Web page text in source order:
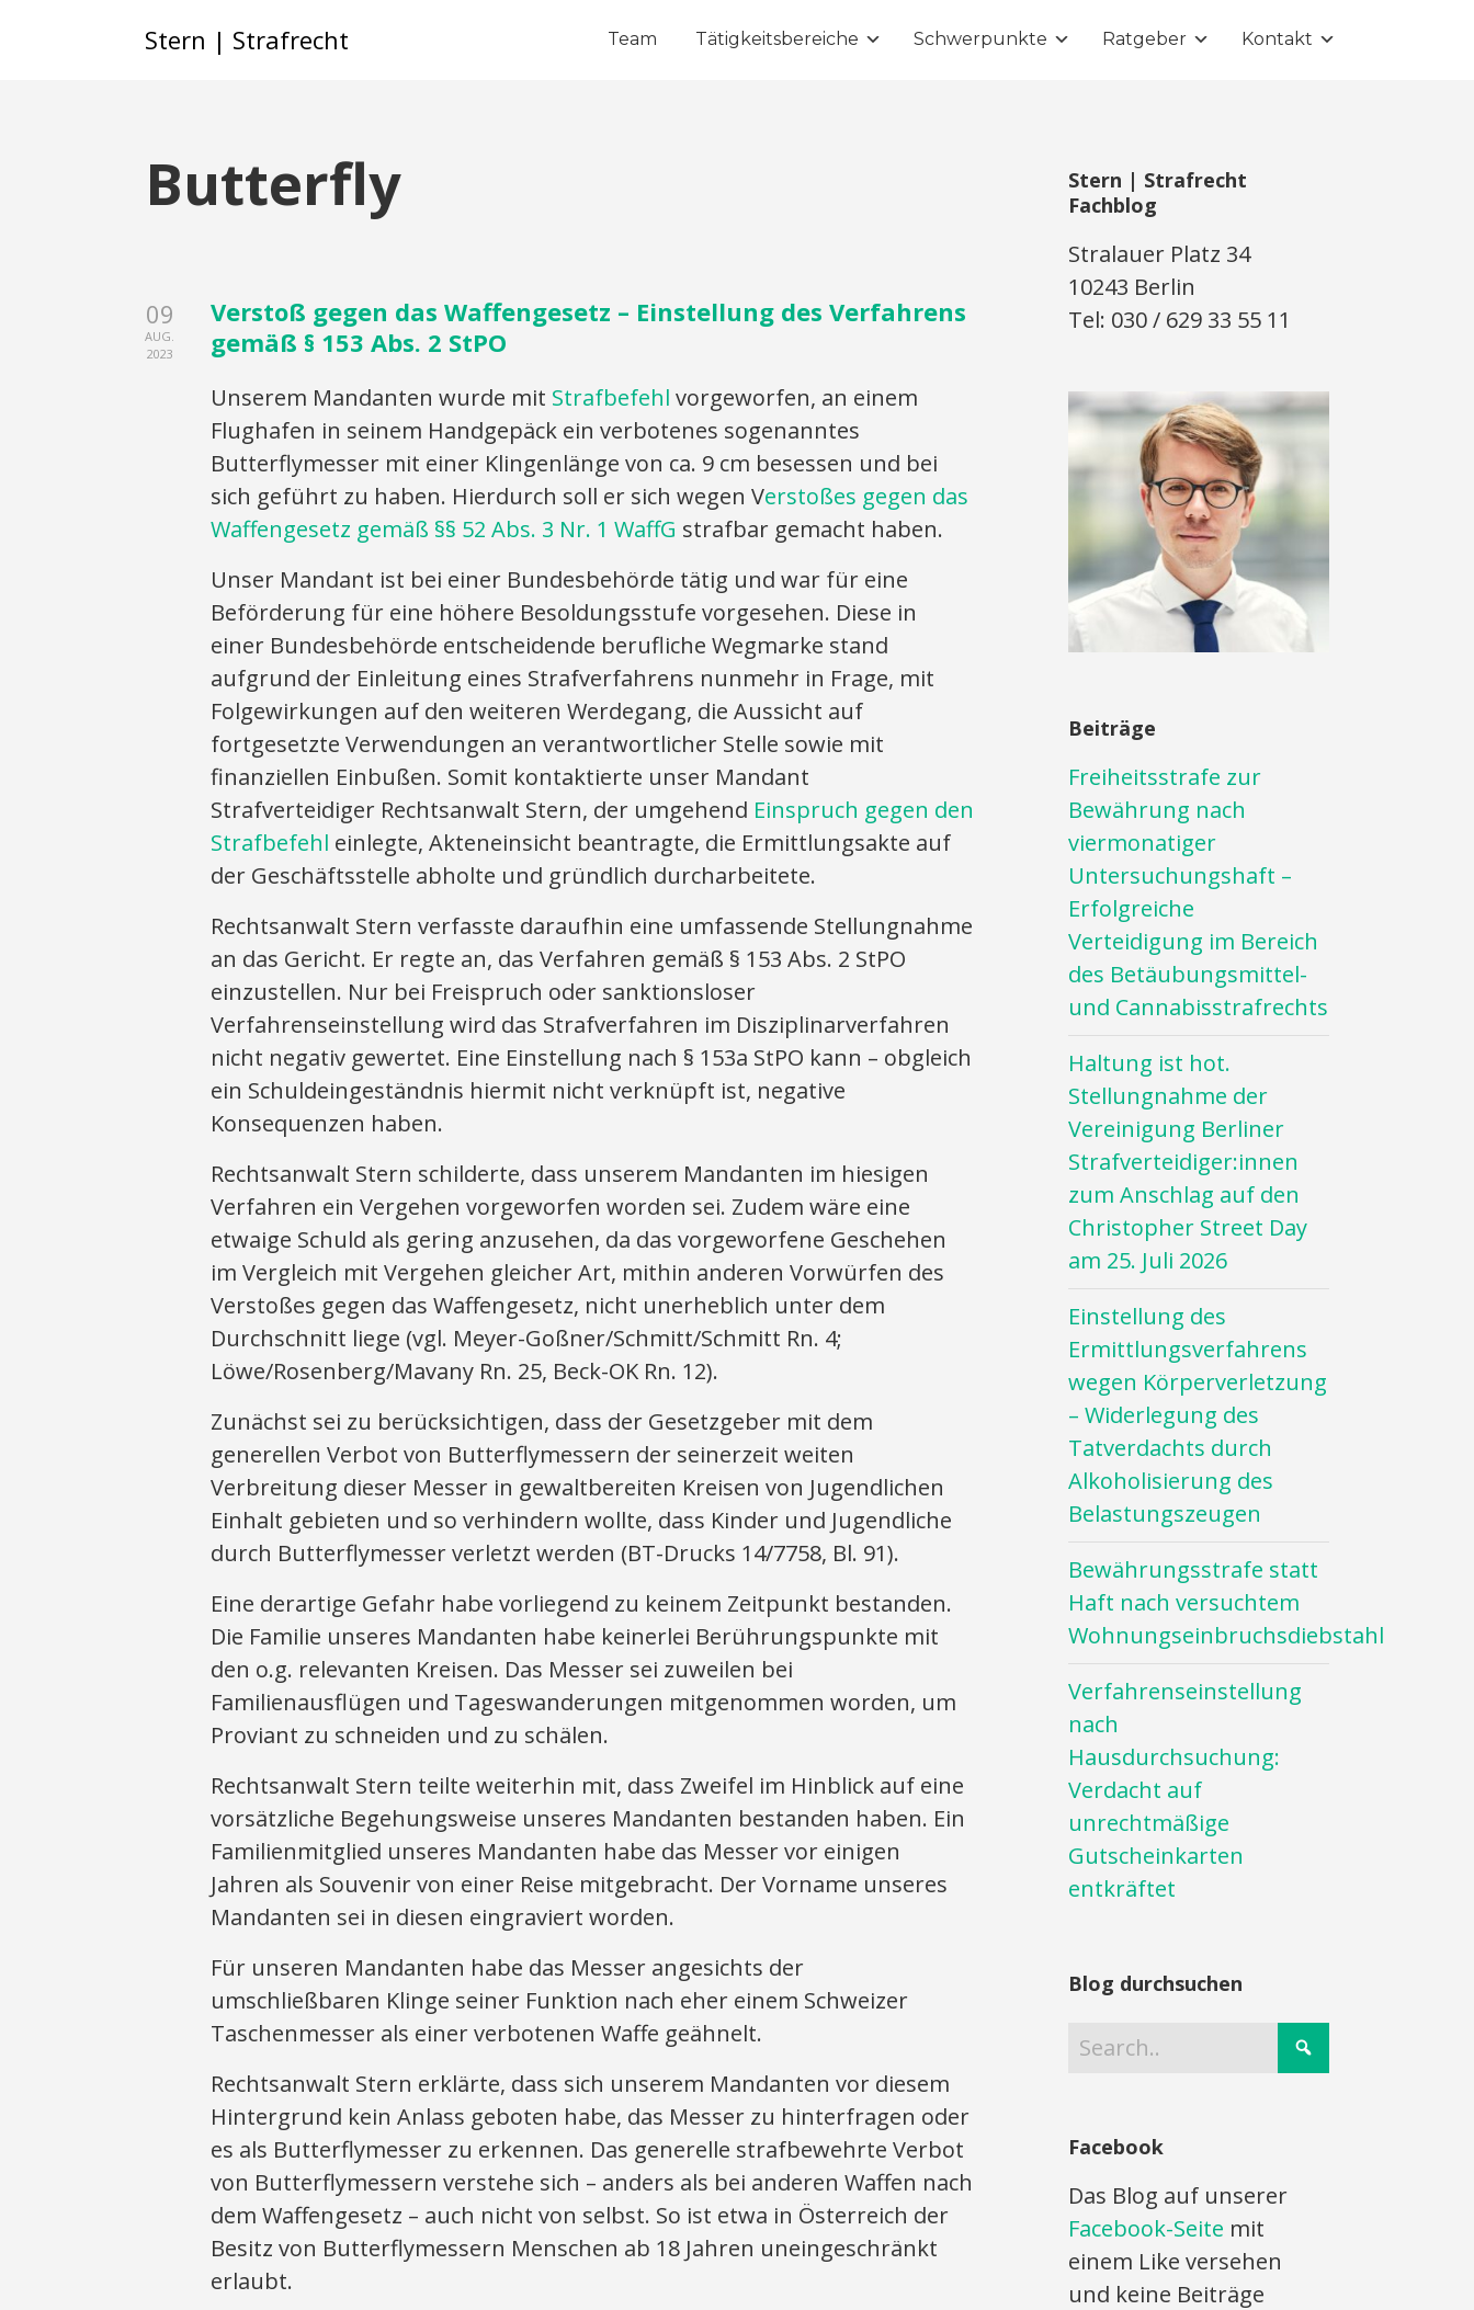
Stern | Strafrecht Team Tätigkeitsbereiche Schwerpunkte Ratgeber Kontakt
Butterfly
09
AUG.
2023
Verstoß gegen das Waffengesetz – Einstellung des Verfahrens
gemäß § 153 Abs. 2 StPO
Unserem Mandanten wurde mit Strafbefehl vorgeworfen, an einem
Flughafen in seinem Handgepäck ein verbotenes sogenanntes
Butterflymesser mit einer Klingenlänge von ca. 9 cm besessen und bei
sich geführt zu haben. Hierdurch soll er sich wegen Verstoßes gegen das
Waffengesetz gemäß §§ 52 Abs. 3 Nr. 1 WaffG strafbar gemacht haben.
Unser Mandant ist bei einer Bundesbehörde tätig und war für eine
Beförderung für eine höhere Besoldungsstufe vorgesehen. Diese in
einer Bundesbehörde entscheidende berufliche Wegmarke stand
aufgrund der Einleitung eines Strafverfahrens nunmehr in Frage, mit
Folgewirkungen auf den weiteren Werdegang, die Aussicht auf
fortgesetzte Verwendungen an verantwortlicher Stelle sowie mit
finanziellen Einbußen. Somit kontaktierte unser Mandant
Strafverteidiger Rechtsanwalt Stern, der umgehend Einspruch gegen den
Strafbefehl einlegte, Akteneinsicht beantragte, die Ermittlungsakte auf
der Geschäftsstelle abholte und gründlich durcharbeitete.
Rechtsanwalt Stern verfasste daraufhin eine umfassende Stellungnahme
an das Gericht. Er regte an, das Verfahren gemäß § 153 Abs. 2 StPO
einzustellen. Nur bei Freispruch oder sanktionsloser
Verfahrenseinstellung wird das Strafverfahren im Disziplinarverfahren
nicht negativ gewertet. Eine Einstellung nach § 153a StPO kann – obgleich
ein Schuldeingeständnis hiermit nicht verknüpft ist, negative
Konsequenzen haben.
Rechtsanwalt Stern schilderte, dass unserem Mandanten im hiesigen
Verfahren ein Vergehen vorgeworfen worden sei. Zudem wäre eine
etwaige Schuld als gering anzusehen, da das vorgeworfene Geschehen
im Vergleich mit Vergehen gleicher Art, mithin anderen Vorwürfen des
Verstoßes gegen das Waffengesetz, nicht unerheblich unter dem
Durchschnitt liege (vgl. Meyer-Goßner/Schmitt/Schmitt Rn. 4;
Löwe/Rosenberg/Mavany Rn. 25, Beck-OK Rn. 12).
Zunächst sei zu berücksichtigen, dass der Gesetzgeber mit dem
generellen Verbot von Butterflymessern der seinerzeit weiten
Verbreitung dieser Messer in gewaltbereiten Kreisen von Jugendlichen
Einhalt gebieten und so verhindern wollte, dass Kinder und Jugendliche
durch Butterflymesser verletzt werden (BT-Drucks 14/7758, Bl. 91).
Eine derartige Gefahr habe vorliegend zu keinem Zeitpunkt bestanden.
Die Familie unseres Mandanten habe keinerlei Berührungspunkte mit
den o.g. relevanten Kreisen. Das Messer sei zuweilen bei
Familienausflügen und Tageswanderungen mitgenommen worden, um
Proviant zu schneiden und zu schälen.
Rechtsanwalt Stern teilte weiterhin mit, dass Zweifel im Hinblick auf eine
vorsätzliche Begehungsweise unseres Mandanten bestanden haben. Ein
Familienmitglied unseres Mandanten habe das Messer vor einigen
Jahren als Souvenir von einer Reise mitgebracht. Der Vorname unseres
Mandanten sei in diesen eingraviert worden.
Für unseren Mandanten habe das Messer angesichts der
umschließbaren Klinge seiner Funktion nach eher einem Schweizer
Taschenmesser als einer verbotenen Waffe geähnelt.
Rechtsanwalt Stern erklärte, dass sich unserem Mandanten vor diesem
Hintergrund kein Anlass geboten habe, das Messer zu hinterfragen oder
es als Butterflymesser zu erkennen. Das generelle strafbewehrte Verbot
von Butterflymessern verstehe sich – anders als bei anderen Waffen nach
dem Waffengesetz – auch nicht von selbst. So ist etwa in Österreich der
Besitz von Butterflymessern Menschen ab 18 Jahren uneingeschränkt
erlaubt.
Stern | Strafrecht
Fachblog
Stralauer Platz 34
10243 Berlin
Tel: 030 / 629 33 55 11
Beiträge
Freiheitsstrafe zur
Bewährung nach
viermonatiger
Untersuchungshaft –
Erfolgreiche
Verteidigung im Bereich
des Betäubungsmittel-
und Cannabisstrafrechts
Haltung ist hot.
Stellungnahme der
Vereinigung Berliner
Strafverteidiger:innen
zum Anschlag auf den
Christopher Street Day
am 25. Juli 2026
Einstellung des
Ermittlungsverfahrens
wegen Körperverletzung
– Widerlegung des
Tatverdachts durch
Alkoholisierung des
Belastungszeugen
Bewährungsstrafe statt
Haft nach versuchtem
Wohnungseinbruchsdiebstahl
Verfahrenseinstellung
nach
Hausdurchsuchung:
Verdacht auf
unrechtmäßige
Gutscheinkarten
entkräftet
Blog durchsuchen
Facebook
Das Blog auf unserer
Facebook-Seite mit
einem Like versehen
und keine Beiträge